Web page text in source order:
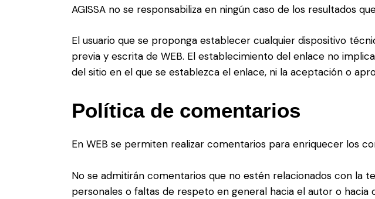
AGISSA no se responsabiliza en ningún caso de los resultados
El usuario que se proponga establecer cualquier dispositivo
previa y escrita de WEB. El establecimiento del enlace no
del sitio en el que se establezca el enlace, ni la aceptación o
Política de comentarios
En WEB se permiten realizar comentarios para enriquecer los
No se admitirán comentarios que no estén relacionados con la
personales o faltas de respeto en general hacia el autor o hacia